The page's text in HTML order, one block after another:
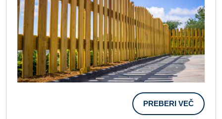
PREBERI VEČ
VEČ